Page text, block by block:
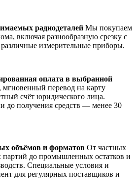
радиодеталей Мы покупаем
включая разнообразную срезку с
измерительные приборы.
оплата в выбранной
перевод на карту
счёт юридического лица.
до получения средств — менее 30
объёмов и форматов От частных
до промышленных остатков и
Специальные условия и
для регулярных поставщиков и